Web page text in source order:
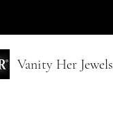
Vanity Her Jewels